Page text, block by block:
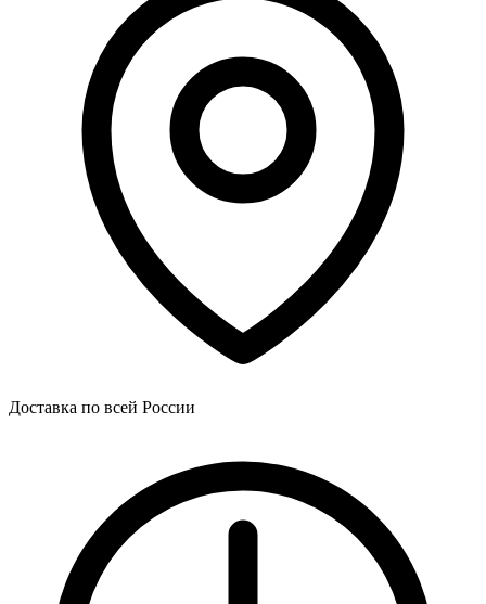
Доставка по всей России